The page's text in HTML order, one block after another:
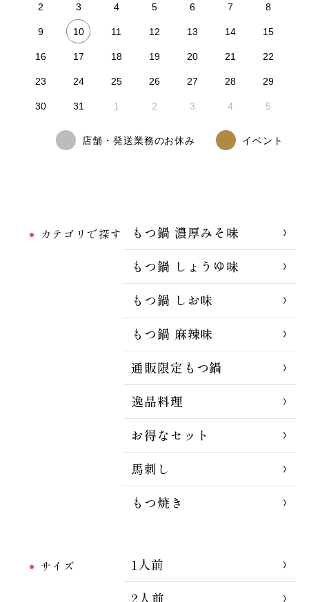
カテゴリで探す
もつ鍋 濃厚みそ味
もつ鍋 しょうゆ味
もつ鍋 しお味
もつ鍋 麻辣味
通販限定もつ鍋
逸品料理
お得なセット
馬刺し
もつ焼き
サイズ
1人前
2人前
2 3 4 5 6 7 8
9 10 11 12 13 14 15
16 17 18 19 20 21 22
23 24 25 26 27 28 29
30 31 1 2 3 4 5
店舗・発送業務のお休み イベント